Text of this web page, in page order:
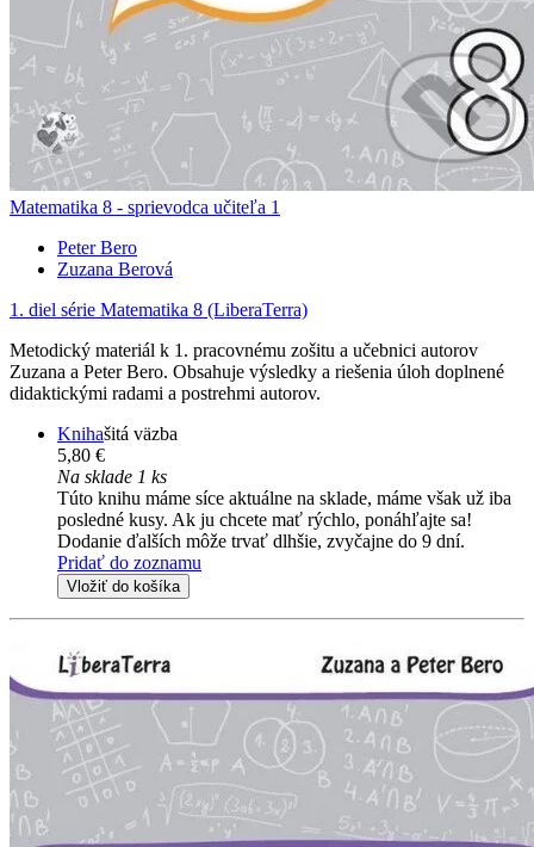
Matematika 8 - sprievodca učiteľa 1
Peter Bero
Zuzana Berová
1. diel série Matematika 8 (LiberaTerra)
Metodický materiál k 1. pracovnému zošitu a učebnici autorov
Zuzana a Peter Bero. Obsahuje výsledky a riešenia úloh doplnené
didaktickými radami a postrehmi autorov.
Knihašitá väzba
5,80 €
Na sklade 1 ks
Túto knihu máme síce aktuálne na sklade, máme však už iba
posledné kusy. Ak ju chcete mať rýchlo, ponáhľajte sa!
Dodanie ďalších môže trvať dlhšie, zvyčajne do 9 dní.
Pridať do zoznamu
Vložiť do košíka